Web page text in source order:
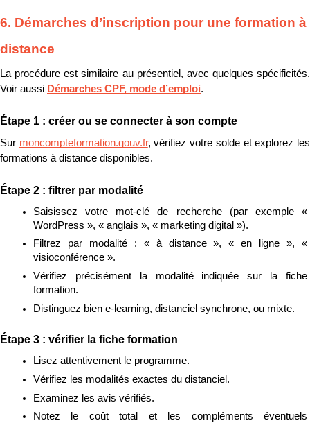
6. Démarches d’inscription pour une formation à
distance
La procédure est similaire au présentiel, avec quelques spécificités.
Voir aussi Démarches CPF, mode d’emploi.
Étape 1 : créer ou se connecter à son compte
Sur moncompteformation.gouv.fr, vérifiez votre solde et explorez les
formations à distance disponibles.
Étape 2 : filtrer par modalité
Saisissez votre mot-clé de recherche (par exemple «
WordPress », « anglais », « marketing digital »).
Filtrez par modalité : « à distance », « en ligne », «
visioconférence ».
Vérifiez précisément la modalité indiquée sur la fiche
formation.
Distinguez bien e-learning, distanciel synchrone, ou mixte.
Étape 3 : vérifier la fiche formation
Lisez attentivement le programme.
Vérifiez les modalités exactes du distanciel.
Examinez les avis vérifiés.
Notez le coût total et les compléments éventuels